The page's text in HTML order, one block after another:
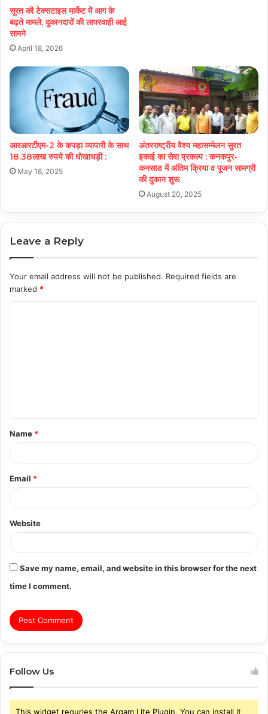
सूरत की टेक्सटाइल मार्केट में आग के
बढ़ते मामले, दुकानदारों की लापरवाही आई
सामने
April 18, 2026
आरआरटीएम-2 के कपड़ा व्यापारी के साथ
18.38लाख रुपये की धोखाधड़ी :
May 16, 2025
अंतरराष्ट्रीय वैश्य महासम्मेलन सुरत
इकाई का सेवा प्रकल्प : कनकपुर-
कनसाड में अंतिम क्रिया व पूजन सामग्री
की दुकान शुरू
August 20, 2025
Leave a Reply
Your email address will not be published. Required fields are
marked *
t
*
Name *
Email *
Website
Save my name, email, and website in this browser for the next
time I comment.
Follow Us
This widget requries the Arqam Lite Plugin, You can install it